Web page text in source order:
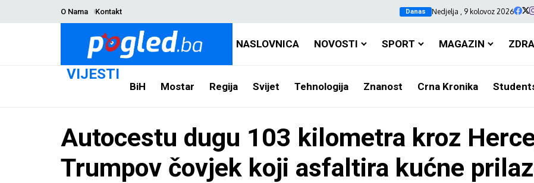
O Nama Kontakt Danas Nedjelja , 9 kolovoz 2026
NASLOVNICA NOVOSTI SPORT MAGAZIN
VIJESTI
BiH Mostar Regija Svijet Tehnologija Znanost Crna Kronika
Autocestu dugu 103 kilometra kroz
Trumpov čovjek koji asfaltira kućne